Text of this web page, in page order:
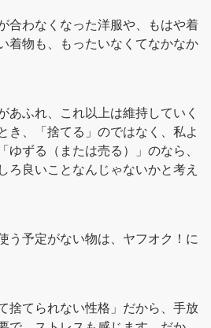
合わなくなった洋服や、もはや着
着物も、もったいなくてなかなか
あふれ、これ以上は維持していく
き、「捨てる」のではなく、私よ
ゆずる（または売る）」のなら、
ろ良いことなんじゃないかと考え
う予定がない物は、ヤフオク！に
捨てられない性格」だから、手放